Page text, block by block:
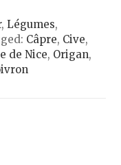
,Légumes,
Câpre, Cive,
de Nice, Origan,